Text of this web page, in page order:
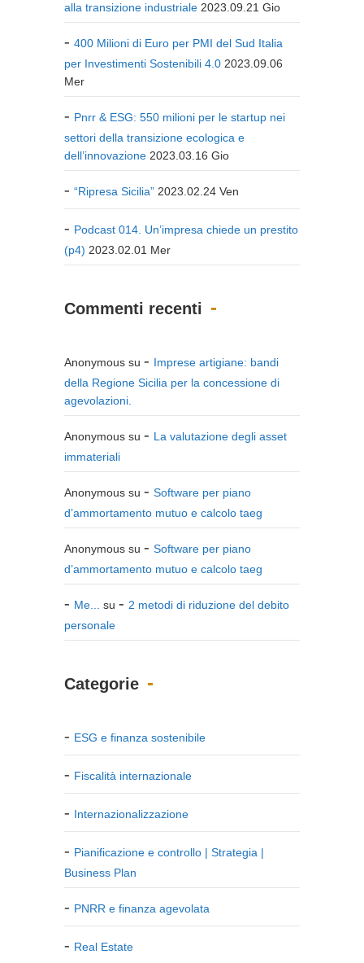
alla transizione industriale 2023.09.21 Gio
400 Milioni di Euro per PMI del Sud Italia
per Investimenti Sostenibili 4.0 2023.09.06
Mer
Pnrr & ESG: 550 milioni per le startup nei
settori della transizione ecologica e
dell’innovazione 2023.03.16 Gio
“Ripresa Sicilia” 2023.02.24 Ven
Podcast 014. Un’impresa chiede un prestito
(p4) 2023.02.01 Mer
Commenti recenti
Anonymous su
Imprese artigiane: bandi
della Regione Sicilia per la concessione di
agevolazioni.
Anonymous su
La valutazione degli asset
immateriali
Anonymous su
Software per piano
d’ammortamento mutuo e calcolo taeg
Anonymous su
Software per piano
d’ammortamento mutuo e calcolo taeg
Me... su
2 metodi di riduzione del debito
personale
Categorie
ESG e finanza sostenibile
Fiscalità internazionale
Internazionalizzazione
Pianificazione e controllo | Strategia |
Business Plan
PNRR e finanza agevolata
Real Estate